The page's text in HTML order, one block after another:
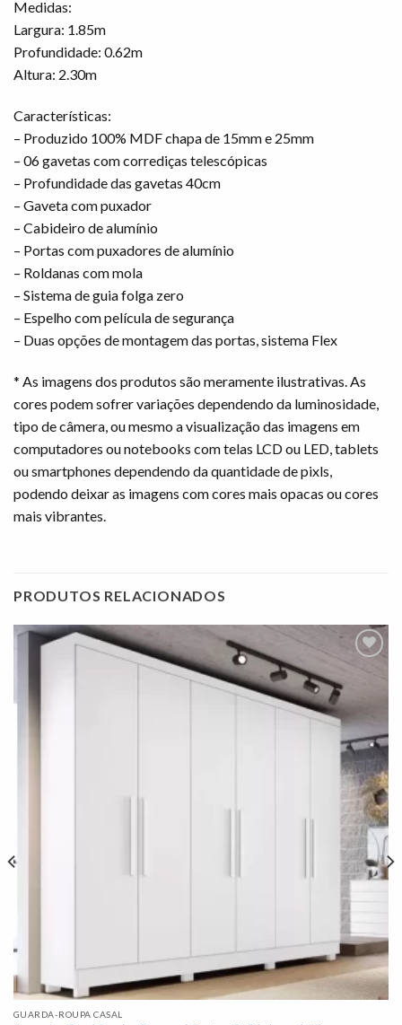
Medidas:
Largura: 1.85m
Profundidade: 0.62m
Altura: 2.30m
Características:
– Produzido 100% MDF chapa de 15mm e 25mm
– 06 gavetas com corrediças telescópicas
– Profundidade das gavetas 40cm
– Gaveta com puxador
– Cabideiro de alumínio
– Portas com puxadores de alumínio
– Roldanas com mola
– Sistema de guia folga zero
– Espelho com película de segurança
– Duas opções de montagem das portas, sistema Flex
* As imagens dos produtos são meramente ilustrativas. As
cores podem sofrer variações dependendo da luminosidade,
tipo de câmera, ou mesmo a visualização das imagens em
computadores ou notebooks com telas LCD ou LED, tablets
ou smartphones dependendo da quantidade de pixls,
podendo deixar as imagens com cores mais opacas ou cores
mais vibrantes.
PRODUTOS RELACIONADOS
Adicionar
desejos"
GUARDA-ROUPA CASAL